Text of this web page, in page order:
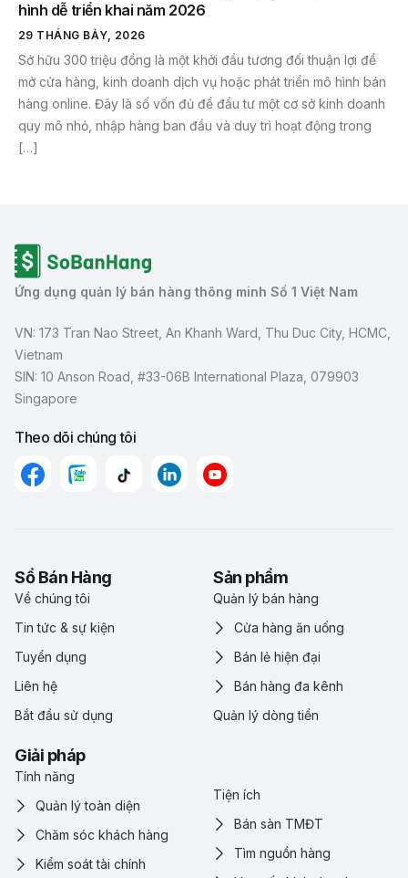
hình dễ triển khai năm 2026
29 THÁNG BẢY, 2026
Sở hữu 300 triệu đồng là một khởi đầu tương đối thuận lợi để
mở cửa hàng, kinh doanh dịch vụ hoặc phát triển mô hình bán
hàng online. Đây là số vốn đủ để đầu tư một cơ sở kinh doanh
quy mô nhỏ, nhập hàng ban đầu và duy trì hoạt động trong
[…]
Ứng dụng quản lý bán hàng thông minh Số 1 Việt Nam
VN: 173 Tran Nao Street, An Khanh Ward, Thu Duc City, HCMC,
Vietnam
SIN: 10 Anson Road, #33-06B International Plaza, 079903
Singapore
Theo dõi chúng tôi
Sổ Bán Hàng
Về chúng tôi
Tin tức & sự kiện
Tuyển dụng
Liên hệ
Bắt đầu sử dụng
Sản phẩm
Quản lý bán hàng
Cửa hàng ăn uống
Bán lẻ hiện đại
Bán hàng đa kênh
Quản lý dòng tiền
Giải pháp
Tính năng
Quản lý toàn diện
Chăm sóc khách hàng
Kiểm soát tài chính
Tiện ích
Bán sàn TMĐT
Tìm nguồn hàng